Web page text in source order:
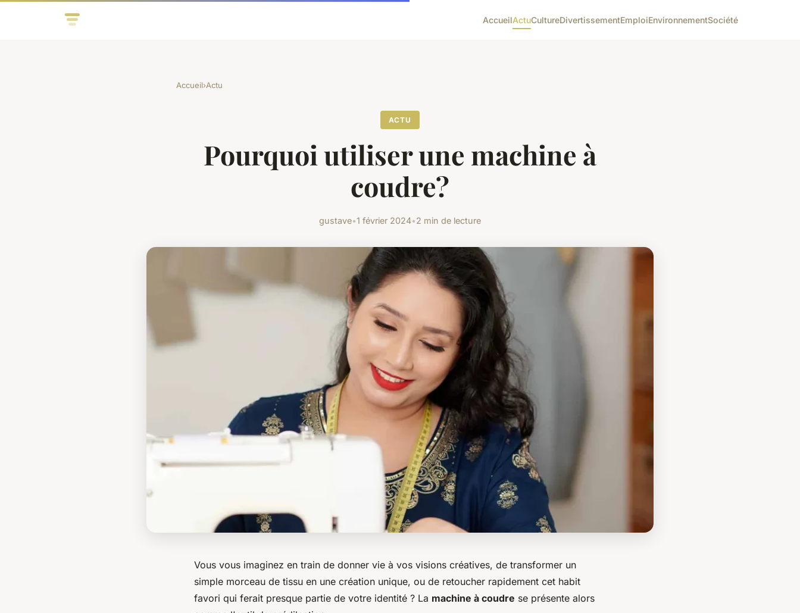
AccueilActuCultureDivertissementEmploiEnvironnementSociété
Accueil›Actu
ACTU
Pourquoi utiliser une machine à
coudre?
gustave•1 février 2024•2 min de lecture
Vous vous imaginez en train de donner vie à vos visions créatives, de transformer un
simple morceau de tissu en une création unique, ou de retoucher rapidement cet habit
favori qui ferait presque partie de votre identité ? La machine à coudre se présente alors